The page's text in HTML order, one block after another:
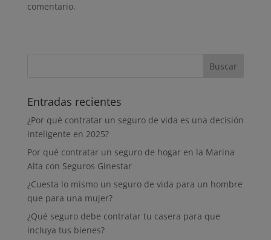
comentario.
Entradas recientes
¿Por qué contratar un seguro de vida es una decisión
inteligente en 2025?
Por qué contratar un seguro de hogar en la Marina
Alta con Seguros Ginestar
¿Cuesta lo mismo un seguro de vida para un hombre
que para una mujer?
¿Qué seguro debe contratar tu casera para que
incluya tus bienes?